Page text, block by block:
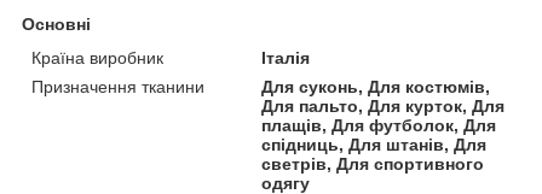
Основні
Країна виробник
Італія
Призначення тканини
Для суконь, Для костюмів,
Для пальто, Для курток, Для
плащів, Для футболок, Для
спідниць, Для штанів, Для
светрів, Для спортивного
одягу